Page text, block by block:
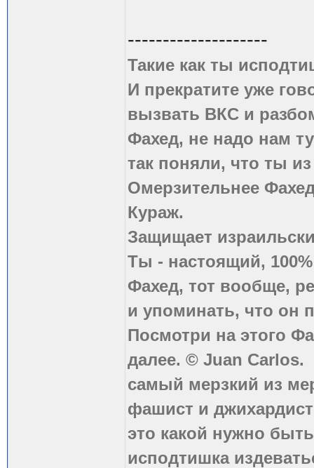
--------------------
Такие как ты
И прекратите уже
вызвать ВКС и
Фахед, не надо нам
так поняли, что ты
Омерзительнее
Кураж.
Защищает
Ты - настоящий,
Фахед, тот вообще,
и упоминать, что он
Посмотри на этого
далее. © Juan Carlos.
самый мерзкий из
фашист и
это какой нужно
исподтишка